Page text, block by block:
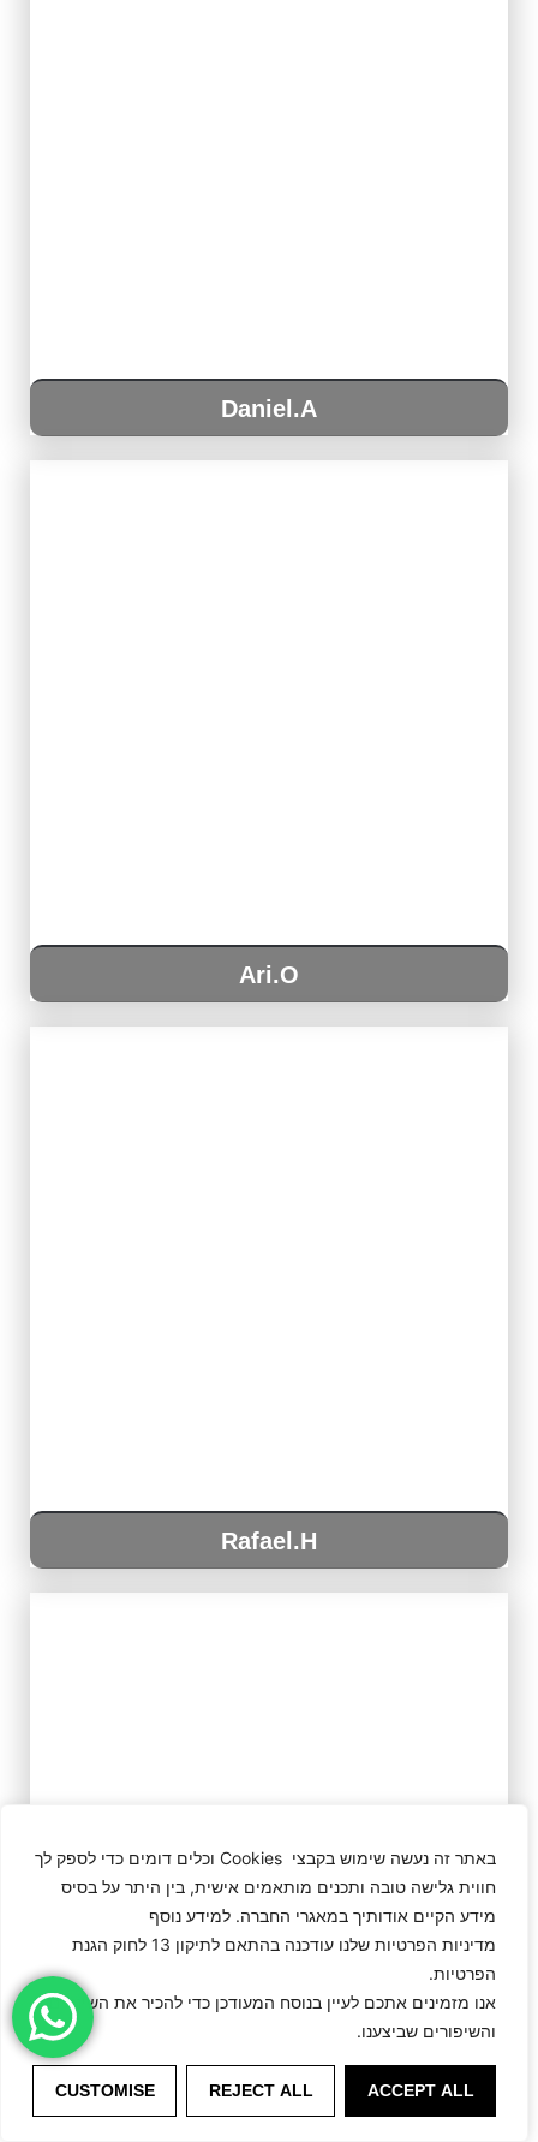
באתר זה נעשה שימוש בקבצי Cookies וכלים דומים כדי לספק לך
חווית גלישה טובה ותכנים מותאמים אישית, בין היתר על בסיס
מידע הקיים אודותיך במאגרי החברה. למידע נוסף
מדיניות הפרטיות שלנו עודכנה בהתאם לתיקון 13 לחוק הגנת
הפרטיות.
אנו מזמינים אתכם לעיין בנוסח המעודכן כדי להכיר את השינויים
והשיפורים שביצענו.
CUSTOMISE REJECT ALL ACCEPT ALL
Daniel.A
Ari.O
Rafael.H